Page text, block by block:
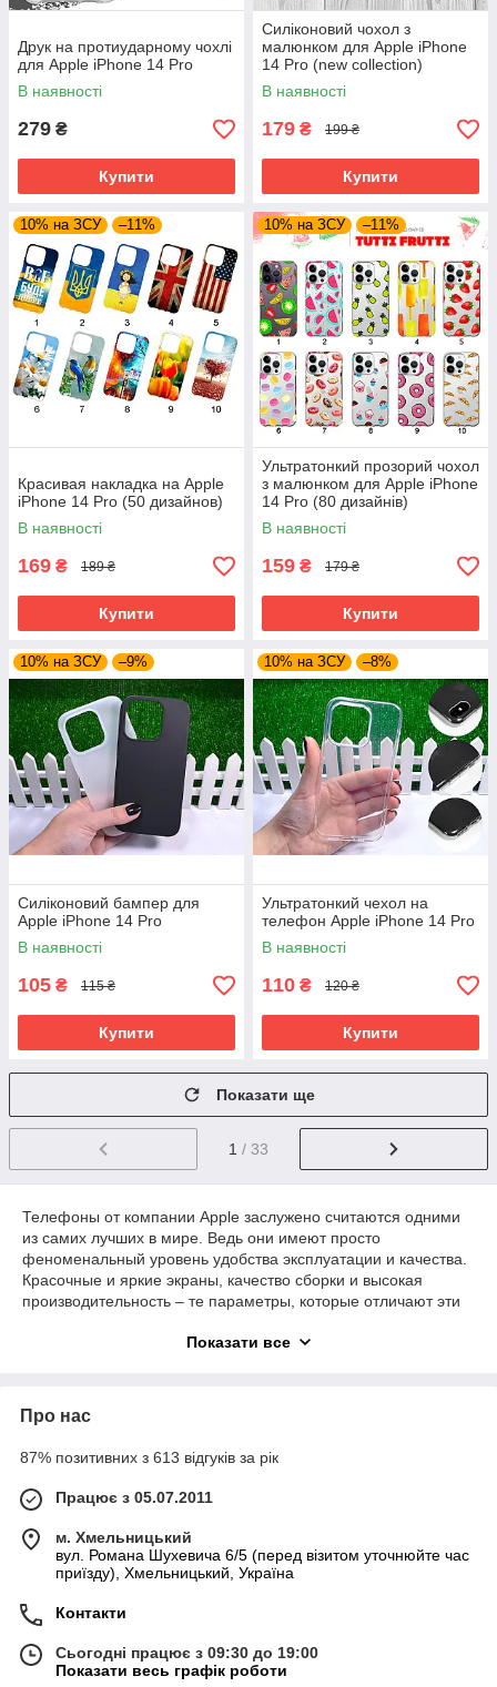
Друк на протиударному чохлі
для Apple iPhone 14 Pro
В наявності
279 ₴
Купити
Силіконовий чохол з
малюнком для Apple iPhone
14 Pro (new collection)
В наявності
179 ₴ 199 ₴
Купити
10% на ЗСУ –11%
Красивая накладка на Apple
iPhone 14 Pro (50 дизайнов)
В наявності
169 ₴ 189 ₴
Купити
10% на ЗСУ –11%
Ультратонкий прозорий чохол
з малюнком для Apple iPhone
14 Pro (80 дизайнів)
В наявності
159 ₴ 179 ₴
Купити
10% на ЗСУ –9%
Силіконовий бампер для
Apple iPhone 14 Pro
В наявності
105 ₴ 115 ₴
Купити
10% на ЗСУ –8%
Ультратонкий чехол на
телефон Apple iPhone 14 Pro
В наявності
110 ₴ 120 ₴
Купити
Показати ще
1 / 33
Телефоны от компании Apple заслужено считаются одними
из самих лучших в мире. Ведь они имеют просто
феноменальный уровень удобства эксплуатации и качества.
Красочные и яркие экраны, качество сборки и высокая
производительность – те параметры, которые отличают эти
Для того чтобы сохранить ВашApple
откидные, силиконовые, пластиковые и множество моделей с
потребности самых требовательных и искушенных
Рады видеть Вас на страницах нашего интернет – магазина.
Готовы Вас удивлять качеством наших товаров и сервиса!
Показати все
Про нас
87% позитивних з 613 відгуків за рік
Працює з 05.07.2011
м. Хмельницький
вул. Романа Шухевича 6/5 (перед візитом уточнюйте час
приїзду), Хмельницький, Україна
Контакти
Сьогодні працює з 09:30 до 19:00
Показати весь графік роботи